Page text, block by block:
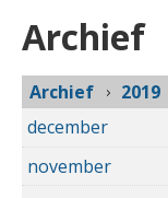
Archief
Archief
2019
december
november